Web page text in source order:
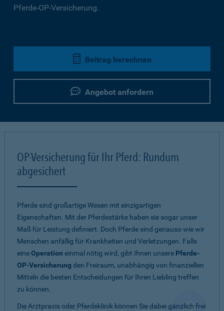
Pferde-OP-Versicherung.
Beitrag berechnen
Angebot anfordern
OP-Versicherung für Ihr Pferd: Rundum
abgesichert
Pferde sind großartige Wesen mit einzigartigen
Eigenschaften. Mit der Pferdestärke haben sie sogar unser
Maß für Leistung definiert. Doch Pferde sind genauso wie wir
Menschen anfällig für Krankheiten und Verletzungen. Falls
eineOperation einmal nötig wird, gibt Ihnen unsere Pferde-
OP-Versicherung den Freiraum, unabhängig von finanziellen
Mitteln die besten Entscheidungen für Ihren Liebling treffen
zu können.
Die Arztpraxis oder Pferdeklinik können Sie dabei gänzlich frei